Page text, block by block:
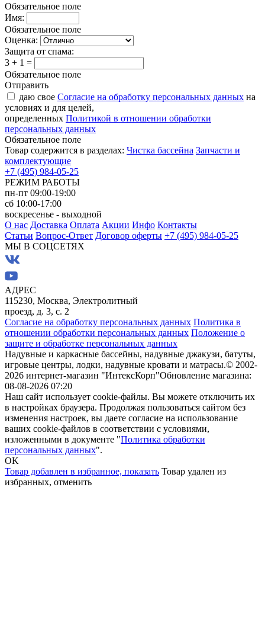
Обязательное поле
Имя:
Обязательное поле
Оценка:
Защита от спама:
3 + 1 =
Обязательное поле
Отправить
даю свое Согласие на обработку персональных данных на
условиях и для целей,
определенных Политикой в отношении обработки
персональных данных
Обязательное поле
Товар содержится в разделах: Чистка бассейна Запчасти и
комплектующие
+7 (495) 984-05-25
РЕЖИМ РАБОТЫ
пн-пт 09:00-19:00
сб 10:00-17:00
воскресенье - выходной
О нас Доставка Оплата Акции Инфо Контакты
Статьи Вопрос-Ответ Договор оферты +7 (495) 984-05-25
МЫ В СОЦСЕТЯХ
АДРЕС
115230, Москва, Электролитный
проезд, д. 3, с. 2
Согласие на обработку персональных данных Политика в
отношении обработки персональных данных Положение о
защите и обработке персональных данных
Надувные и каркасные бассейны, надувные джакузи, батуты,
игровые центры, лодки, надувные кровати и матрасы.© 2002-
2026 интернет-магазин "ИнтексКорп"Обновление магазина:
08-08-2026 07:20
Наш сайт использует cookie-файлы. Вы можете отключить их
в настройках браузера. Продолжая пользоваться сайтом без
изменения настроек, вы даете согласие на использование
ваших cookie-файлов в соответствии с условиями,
изложенными в документе "Политика обработки
персональных данных".
OK
Товар добавлен в избранное, показать Товар удален из
избранных, отменить